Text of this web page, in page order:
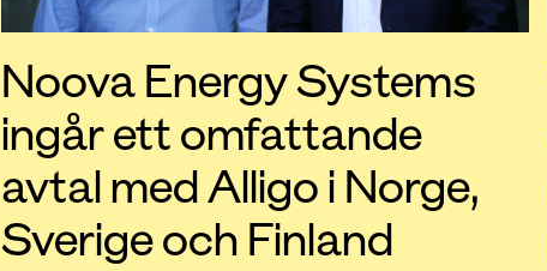
Noova Energy Systems
ingår ett omfattande
avtal med Alligo i Norge,
Sverige och Finland